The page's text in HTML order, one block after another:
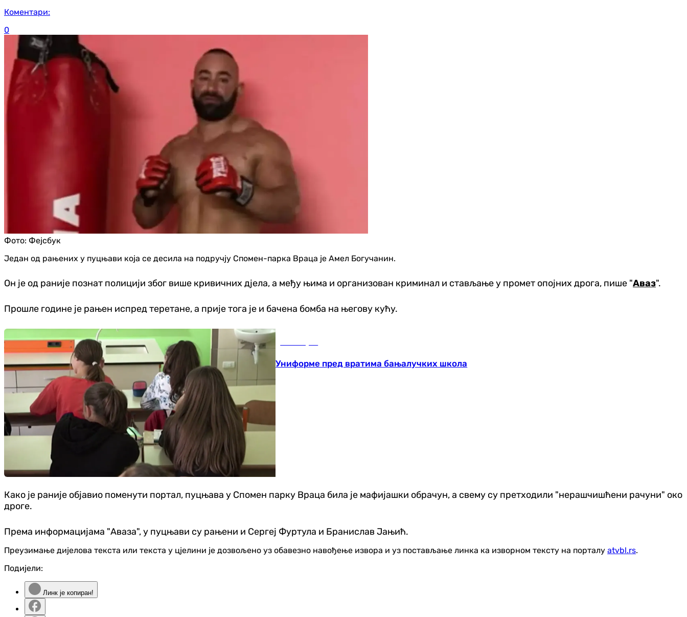
Коментари:
0
Фото: Фејсбук
Један од рањених у пуцњави која се десила на подручју Спомен-парка Враца је Амел Богучанин.
Он је од раније познат полицији због више кривичних дјела, а међу њима и организован криминал и стављање у промет опојних дрога, пише "Аваз".
Прошле године је рањен испред теретане, а прије тога је и бачена бомба на његову кућу.
Униформе пред вратима бањалучких школа
Како је раније објавио поменути портал, пуцњава у Спомен парку Враца била је мафијашки обрачун, а свему су претходили "нерашчишћени рачуни" око
дроге.
Према информацијама "Аваза", у пуцњави су рањени и Сергеј Фуртула и Бранислав Јањић.
Преузимање дијелова текста или текста у цјелини је дозвољено уз обавезно навођење извора и уз постављање линка ка изворном тексту на порталу atvbl.rs.
Подијели:
Линк је копиран!